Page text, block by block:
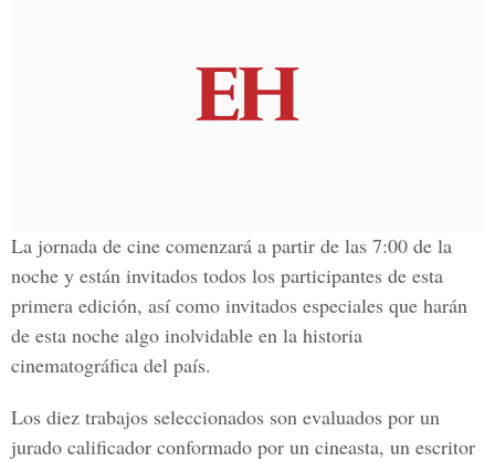
La jornada de cine comenzará a partir de las 7:00 de la
noche y están invitados todos los participantes de esta
primera edición, así como invitados especiales que harán
de esta noche algo inolvidable en la historia
cinematográfica del país.
Los diez trabajos seleccionados son evaluados por un
jurado calificador conformado por un cineasta, un escritor